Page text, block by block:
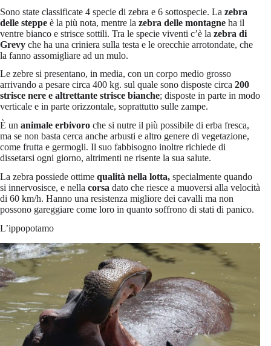
Sono state classificate 4 specie di zebra e 6 sottospecie. La zebra
delle steppe è la più nota, mentre la zebra delle montagne ha il
ventre bianco e strisce sottili. Tra le specie viventi c’è la zebra di
Grevy che ha una criniera sulla testa e le orecchie arrotondate, che
la fanno assomigliare ad un mulo.
Le zebre si presentano, in media, con un corpo medio grosso
arrivando a pesare circa 400 kg. sul quale sono disposte circa 200
strisce nere e altrettante strisce bianche; disposte in parte in modo
verticale e in parte orizzontale, soprattutto sulle zampe.
È un animale erbivoro che si nutre il più possibile di erba fresca,
ma se non basta cerca anche arbusti e altro genere di vegetazione,
come frutta e germogli. Il suo fabbisogno inoltre richiede di
dissetarsi ogni giorno, altrimenti ne risente la sua salute.
La zebra possiede ottime qualità nella lotta, specialmente quando
si innervosisce, e nella corsa dato che riesce a muoversi alla velocità
di 60 km/h. Hanno una resistenza migliore dei cavalli ma non
possono gareggiare come loro in quanto soffrono di stati di panico.
L’ippopotamo